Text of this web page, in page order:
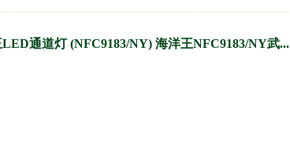
通道灯 (NFC9183/NY) 海洋王NFC9183/NY武...